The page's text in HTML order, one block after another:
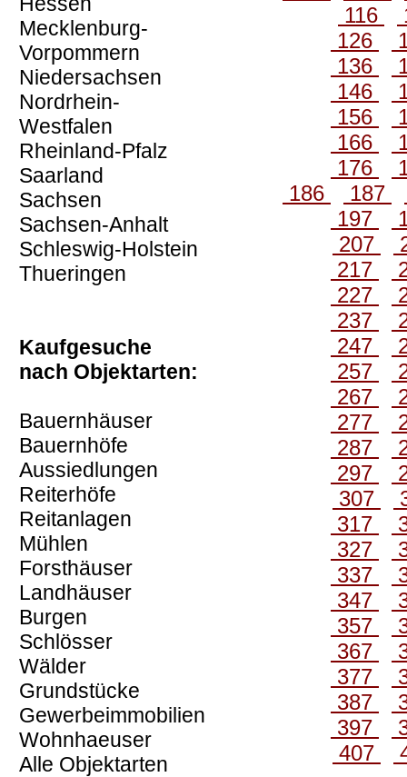
Mecklenburg-
Vorpommern
Niedersachsen
Nordrhein-
Westfalen
Rheinland-Pfalz
Saarland
Sachsen
Sachsen-Anhalt
Schleswig-Holstein
Thueringen
Kaufgesuche
nach Objektarten:
Bauernhäuser
Bauernhöfe
Aussiedlungen
Reiterhöfe
Reitanlagen
Mühlen
Forsthäuser
Landhäuser
Burgen
Schlösser
Wälder
Grundstücke
Gewerbeimmobilien
Wohnhaeuser
Alle Objektarten
116
126
136
146
156
166
176
186
187
197
207
217
227
237
247
257
267
277
287
297
307
317
327
337
347
357
367
377
387
397
407